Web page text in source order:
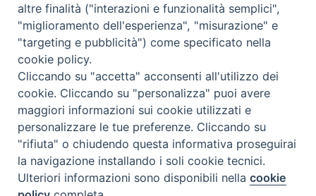
Comunicati Stampa
Il cordoglio dei Vescovi di Puglia per la morte di S.E.R. Mons. Agostino
Superbo
Nasce la Consulta Diocesana delle Aggregazioni Laicali di Castellaneta
Archivio comunicati stampa
2026 © Diocesi di Castellaneta
altre finalità ("interazioni e funzionalità semplici",
"miglioramento dell'esperienza", "misurazione" e
"targeting e pubblicità") come specificato nella
cookie policy.
Cliccando su "accetta" acconsenti all'utilizzo dei
cookie. Cliccando su "personalizza" puoi avere
maggiori informazioni sui cookie utilizzati e
personalizzare le tue preferenze. Cliccando su
"rifiuta" o chiudendo questa informativa proseguirai
la navigazione installando i soli cookie tecnici.
Ulteriori informazioni sono disponibili nellacookie